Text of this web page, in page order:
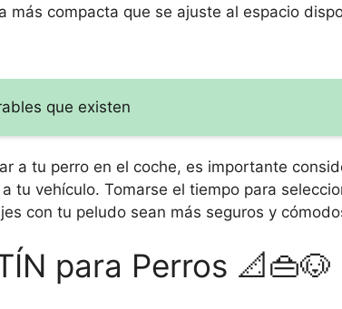
más compacta que se ajuste al espacio
que existen
a tu perro en el coche, es importante
tu vehículo. Tomarse el tiempo para
con tu peludo sean más seguros y
para Perros 📐👜🐶